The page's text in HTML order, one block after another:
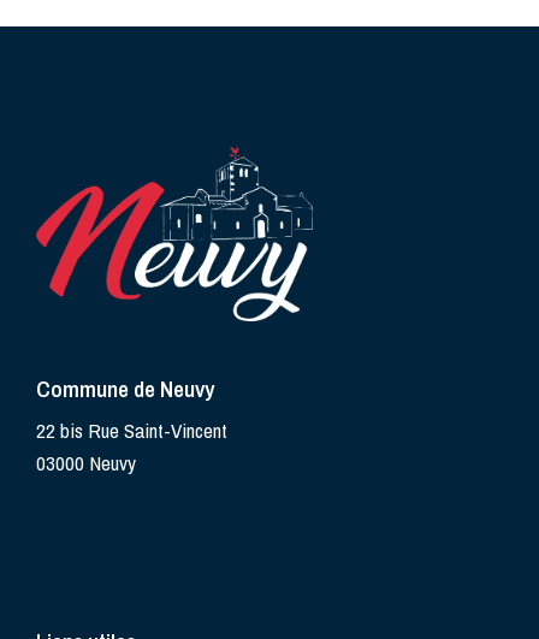
Commune de Neuvy
22 bis Rue Saint-Vincent
03000 Neuvy